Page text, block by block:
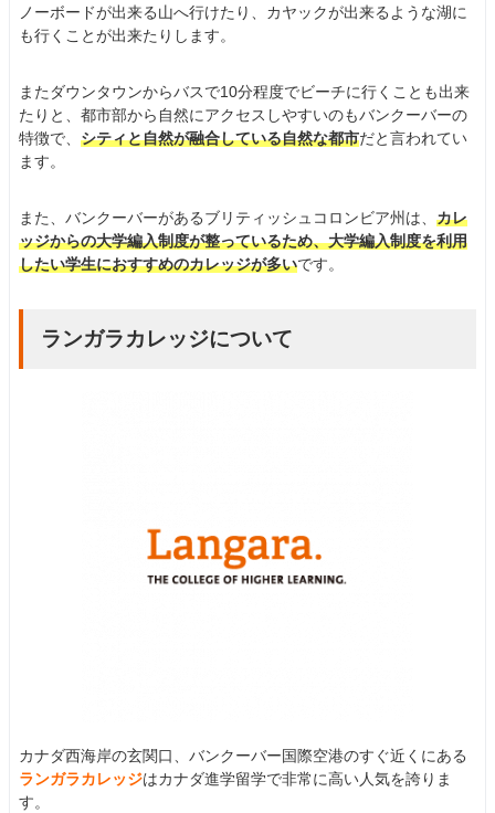
ノーボードが出来る山へ行けたり、カヤックが出来るような湖に
も行くことが出来たりします。
またダウンタウンからバスで10分程度でビーチに行くことも出来
たりと、都市部から自然にアクセスしやすいのもバンクーバーの
特徴で、 シティと自然が融合している自然な都市だと言われてい
ます。
また、バンクーバーがあるブリティッシュコロンビア州は、 カレ
ッジからの大学編入制度が整っているため、大学編入制度を利用
したい学生におすすめのカレッジが多いです。
ランガラカレッジについて
カナダ西海岸の玄関口、バンクーバー国際空港のすぐ近くにある
ランガラカレッジはカナダ進学留学で非常に高い人気を誇りま
す。